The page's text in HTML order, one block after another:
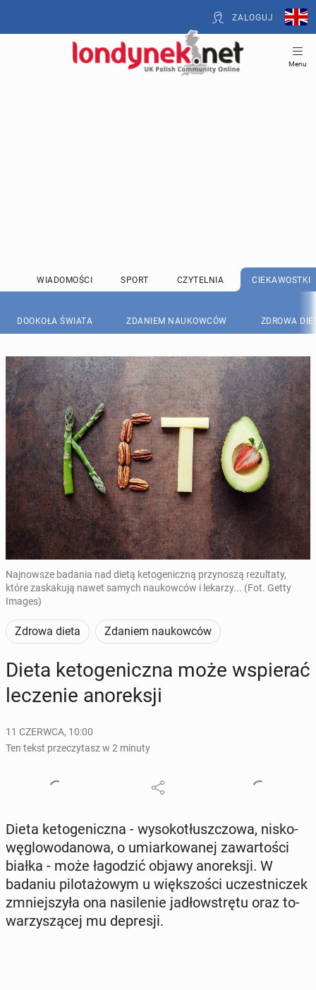
ZALOGUJ
Menu
WIADOMOŚCI SPORT CZYTELNIA CIEKAWOSTKI
DOOKOŁA ŚWIATA ZDANIEM NAUKOWCÓW ZDROWA
Najnowsze badania nad dietą ketogeniczną przynoszą rezultaty,
które zaskakują nawet samych naukowców i lekarzy... (Fot. Getty
Images)
Zdrowa dieta Zdaniem naukowców
Dieta ke­to­ge­nicz­na może wspie­rać
le­cze­nie ano­rek­sji
11 CZERWCA, 10:00
Ten tekst przeczytasz w 2 minuty
Dieta ke­to­ge­nicz­na - wy­so­ko­tłusz­czo­wa, ni­sko­
wę­glo­wo­da­no­wa, o umiar­ko­wa­nej za­war­to­ści
białka - może ła­go­dzić objawy ano­rek­sji. W
badaniu pi­lo­ta­żo­wym u więk­szo­ści uczest­ni­czek
zmniej­szy­ła ona na­si­le­nie ja­dło­wstrę­tu oraz to­
wa­rzy­szą­cej mu de­pre­sji.